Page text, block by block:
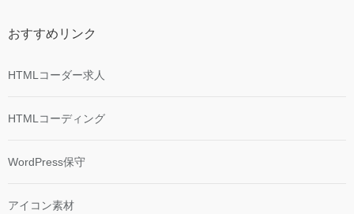
おすすめリンク
HTMLコーダー求人
HTMLコーディング
WordPress保守
アイコン素材